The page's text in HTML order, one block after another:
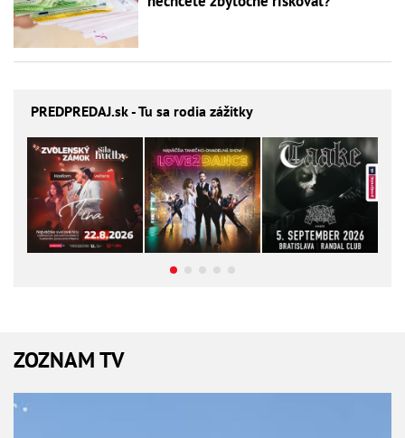
PREDPREDAJ.sk - Tu sa rodia zážitky
ZOZNAM TV